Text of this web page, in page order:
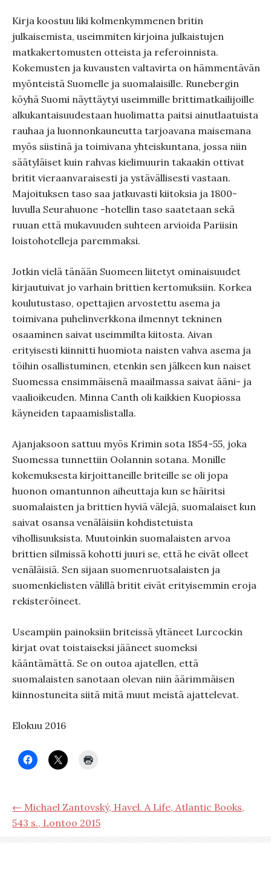
Kirja koostuu liki kolmenkymmenen britin
julkaisemista, useimmiten kirjoina julkaistujen
matkakertomusten otteista ja referoinnista.
Kokemusten ja kuvausten valtavirta on hämmentävän
myönteistä Suomelle ja suomalaisille. Runebergin
köyhä Suomi näyttäytyi useimmille brittimatkailijoille
alkukantaisuudestaan huolimatta paitsi ainutlaatuista
rauhaa ja luonnonkauneutta tarjoavana maisemana
myös siistinä ja toimivana yhteiskuntana, jossa niin
säätyläiset kuin rahvas kielimuurin takaakin ottivat
britit vieraanvaraisesti ja ystävällisesti vastaan.
Majoituksen taso saa jatkuvasti kiitoksia ja 1800-
luvulla Seurahuone -hotellin taso saatetaan sekä
ruuan että mukavuuden suhteen arvioida Pariisin
loistohotelleja paremmaksi.
Jotkin vielä tänään Suomeen liitetyt ominaisuudet
kirjautuivat jo varhain brittien kertomuksiin. Korkea
koulutustaso, opettajien arvostettu asema ja
toimivana puhelinverkkona ilmennyt tekninen
osaaminen saivat useimmilta kiitosta. Aivan
erityisesti kiinnitti huomiota naisten vahva asema ja
töihin osallistuminen, etenkin sen jälkeen kun naiset
Suomessa ensimmäisenä maailmassa saivat ääni- ja
vaalioikeuden. Minna Canth oli kaikkien Kuopiossa
käyneiden tapaamislistalla.
Ajanjaksoon sattuu myös Krimin sota 1854-55, joka
Suomessa tunnettiin Oolannin sotana. Monille
kokemuksesta kirjoittaneille briteille se oli jopa
huonon omantunnon aiheuttaja kun se häiritsi
suomalaisten ja brittien hyviä välejä, suomalaiset kun
saivat osansa venäläisiin kohdistetuista
vihollisuuksista. Muutoinkin suomalaisten arvoa
brittien silmissä kohotti juuri se, että he eivät olleet
venäläisiä. Sen sijaan suomenruotsalaisten ja
suomenkielisten välillä britit eivät erityisemmin eroja
rekisteröineet.
Useampiin painoksiin briteissä yltäneet Lurcockin
kirjat ovat toistaiseksi jääneet suomeksi
kääntämättä. Se on outoa ajatellen, että
suomalaisten sanotaan olevan niin äärimmäisen
kiinnostuneita siitä mitä muut meistä ajattelevat.
Elokuu 2016
← Michael Zantovský, Havel. A Life, Atlantic Books,
543 s., Lontoo 2015